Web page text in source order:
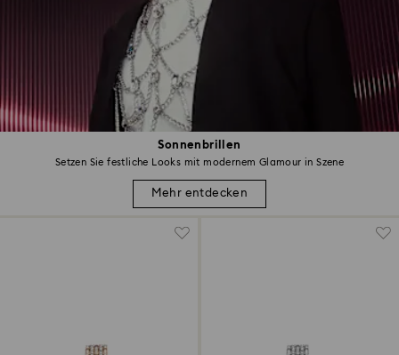
Sonnenbrillen
Setzen Sie festliche Looks mit modernem Glamour in Szene
Mehr entdecken